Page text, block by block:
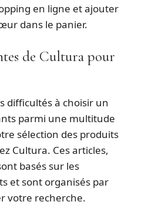
en ligne et ajouter
dans le panier.
de Cultura pour
difficultés à choisir un
parmi une multitude
sélection des produits
Cultura. Ces articles,
basés sur les
et sont organisés par
votre recherche.